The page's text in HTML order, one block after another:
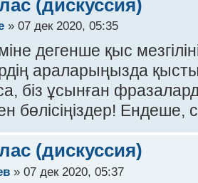
(дискуссия)
» 07 дек 2020, 05:35
дегенше қыс
араларыңызда
біз ұсынған
бөлісіңіздер! Ендеше,
(дискуссия)
» 07 дек 2020, 05:37